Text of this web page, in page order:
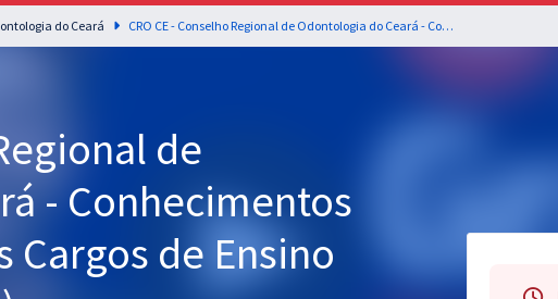
do Ceará CRO CE - Conselho Regional de Odontologia do Ceará - Conhecimentos Gerais para Todos os Cargos de Ensino Superior (Pré-edital)
de
- Conhecimentos
Cargos de Ensino